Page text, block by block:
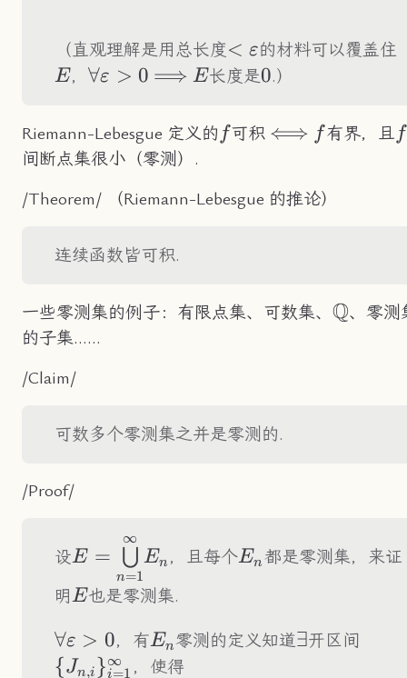
（直观理解是用总长度<\varepsilon
< ε的材料可以覆盖住
E，\forall\varepsilon>0
∀ε > 0 \Longrightarrow
⟹ E
E长度是0
0.）
Riemann-Lebesgue 定义的 ff可积 ⟺ ff有界，且 ff
间断点集很小（零测）.
/Theorem/ （Riemann-Lebesgue 的推论）
连续函数皆可积.
一些零测集的例子：有限点集、可数集、 Q、零测
的子集……
/Claim/
可数多个零测集之并是零测的.
/Proof/
设 E=\underset{n=1}
{\overset{\infty}
{\bigcup}}E_n
E =
n=1
⋃
∞
En ，且每个E_n
En都是零测集，来证
明E
E也是零测集.
\forall\varepsilon>0
∀ε > 0，有E_n
En零测的定义知道\exist
∃开区间
{Jn,i}i=1
∞ ，使得